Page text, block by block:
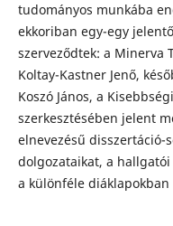
tudományos munkába
ekkoriban egy-egy
szerveződtek: a Minerva
Koltay-Kastner Jenő,
Koszó János, a
szerkesztésében jelent
elnevezésű disszertáció-
dolgozataikat, a
a különféle